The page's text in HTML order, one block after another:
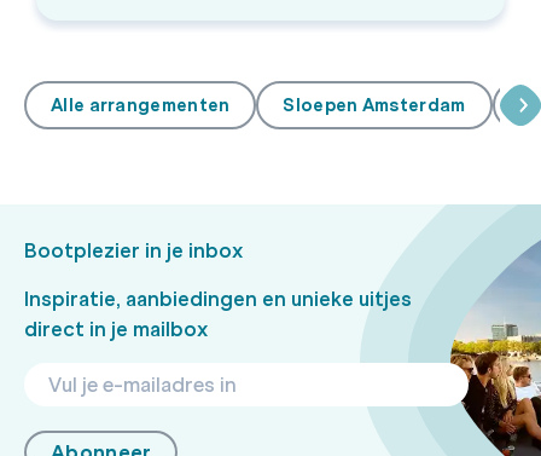
Alle arrangementen Sloepen Amsterdam
Bootplezier in je inbox
Inspiratie, aanbiedingen en unieke uitjes
direct in je mailbox